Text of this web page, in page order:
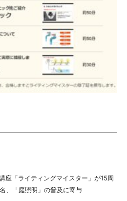
座「ライティングマイスター」が15周
、「庭照明」の普及に寄与